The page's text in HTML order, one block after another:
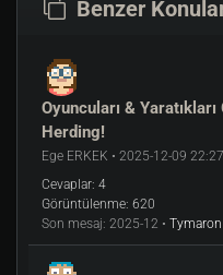
Benzer
Oyuncuları &
Herding!
Ege ERKEK • 2025-12-09 22:27
Cevaplar: 4
Görüntülenme: 620
Son mesaj: 2025-12 • Tymaron